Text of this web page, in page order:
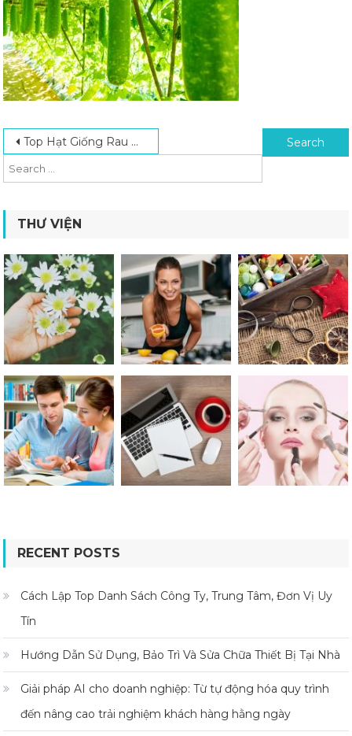
Post navigation
Top Hạt Giống Rau Dễ Trồng Tại Nhà Và Nhanh Thu Hoạch Search for:
THƯ VIỆN
RECENT POSTS
Cách Lập Top Danh Sách Công Ty, Trung Tâm, Đơn Vị Uy
Tín
Hướng Dẫn Sử Dụng, Bảo Trì Và Sửa Chữa Thiết Bị Tại Nhà
Giải pháp AI cho doanh nghiệp: Từ tự động hóa quy trình
đến nâng cao trải nghiệm khách hàng hằng ngày